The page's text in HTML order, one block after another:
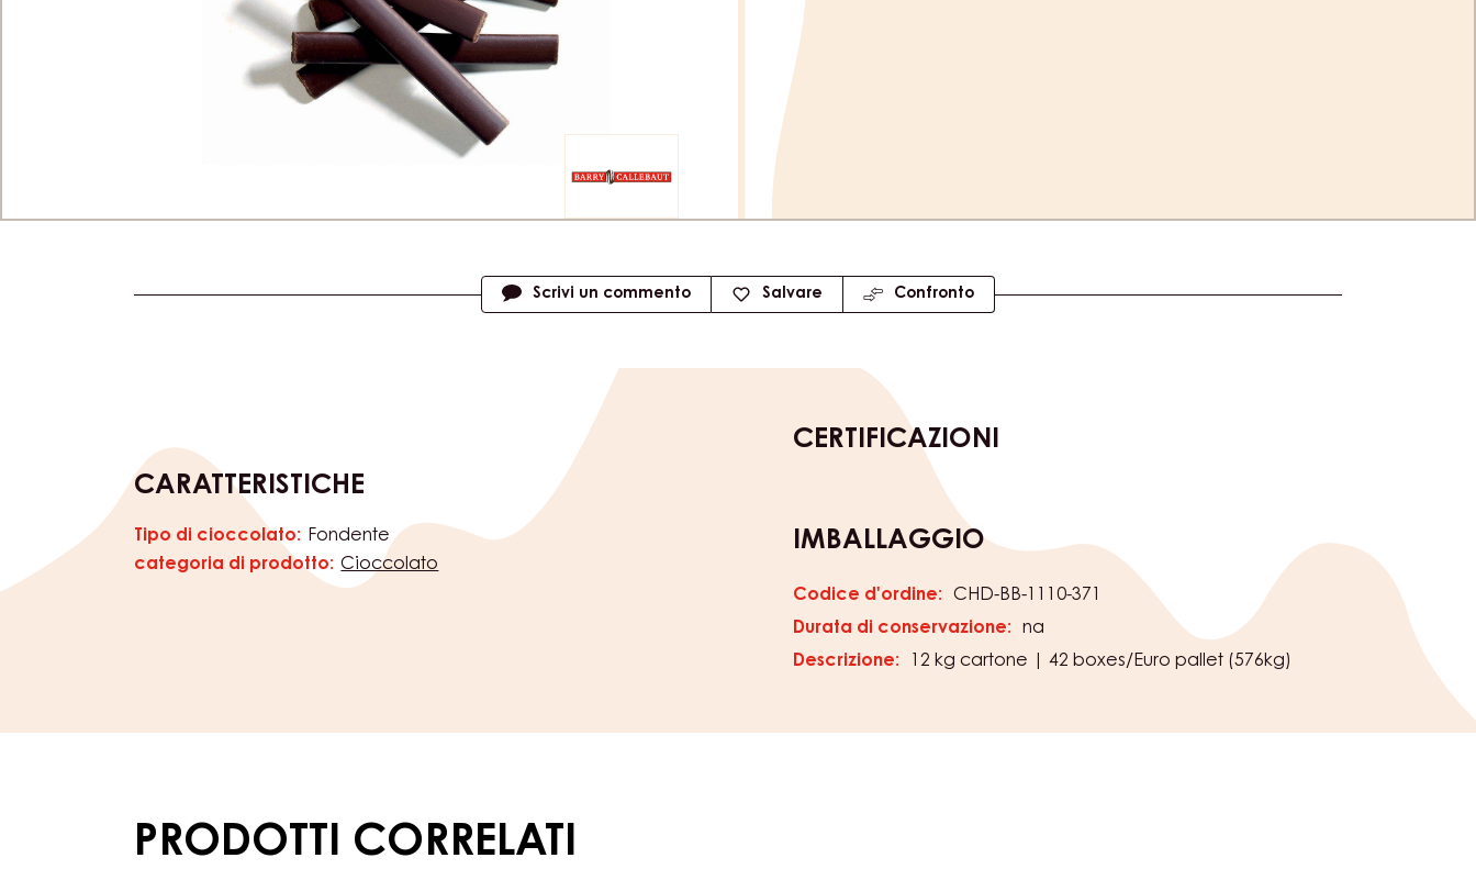
Actions Scrivi un commento Salvare Confronto
CARATTERISTICHE
Caratteristiche
Tipo di cioccolato: Fondente
categoria di prodotto: Cioccolato
CERTIFICAZIONI
IMBALLAGGIO
Codice d'ordine:
CHD-BB-1110-371
Durata di conservazione:
na
Descrizione:
12 kg cartone | 42 boxes/Euro pallet (576kg)
PRODOTTI CORRELATI